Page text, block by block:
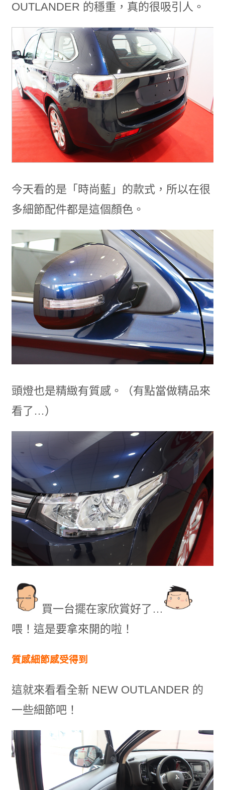
OUTLANDER 的穩重，真的很吸引人。
今天看的是「時尚藍」的款式，所以在很
多細節配件都是這個顏色。
頭燈也是精緻有質感。（有點當做精品來
看了…）
買一台擺在家欣賞好了…
喂！這是要拿來開的啦！
質感細節感受得到
這就來看看全新 NEW OUTLANDER 的
一些細節吧！